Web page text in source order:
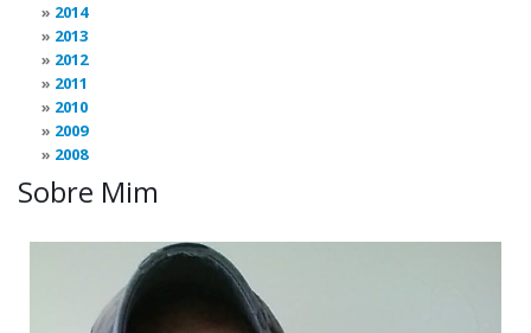
2014
2013
2012
2011
2010
2009
2008
Sobre Mim